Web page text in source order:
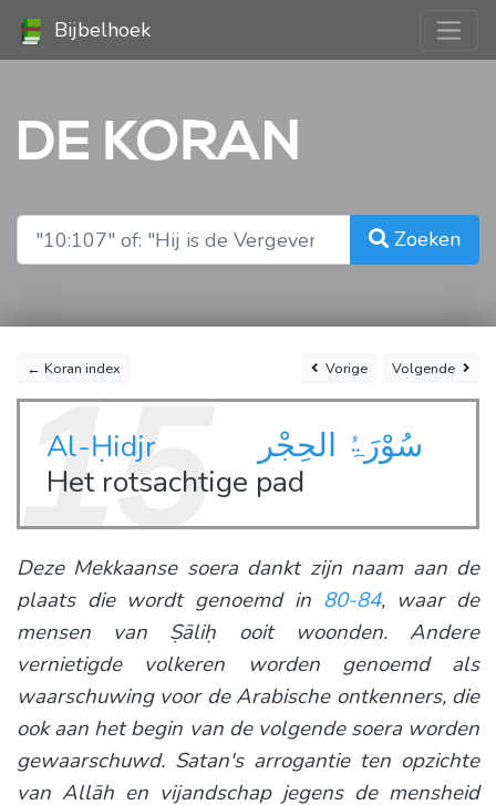
Bijbelhoek
DE KORAN
Zoeken
← Koran index Vorige Volgende
15
Al-Ḥidjr
Het rotsachtige pad
سُوْرَۃُ الحِجْر
Deze Mekkaanse soera dankt zijn naam aan de
plaats die wordt genoemd in 80-84, waar de
mensen van Ṣāliḥ ooit woonden. Andere
vernietigde volkeren worden genoemd als
waarschuwing voor de Arabische ontkenners, die
ook aan het begin van de volgende soera worden
gewaarschuwd. Satan's arrogantie ten opzichte
van Allāh en vijandschap jegens de mensheid